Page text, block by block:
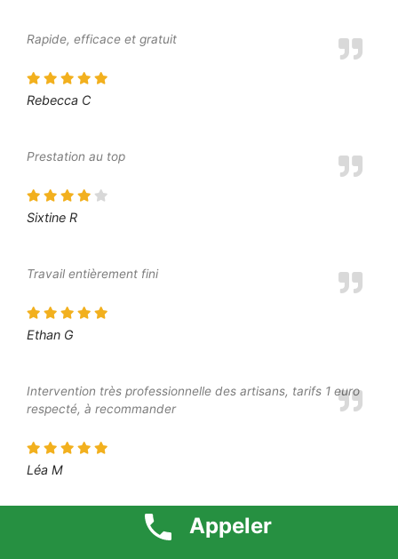
Rapide, efficace et gratuit
Rebecca C
Prestation au top
Sixtine R
Travail entièrement fini
Ethan G
Intervention très professionnelle des artisans, tarifs 1 euro
respecté, à recommander
Léa M
Appeler